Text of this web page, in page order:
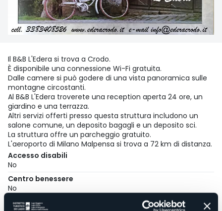
Il B&B L'Edera si trova a Crodo.
È disponibile una connessione Wi-Fi gratuita.
Dalle camere si può godere di una vista panoramica sulle
montagne circostanti.
Al B&B L'Edera troverete una reception aperta 24 ore, un
giardino e una terrazza.
Altri servizi offerti presso questa struttura includono un
salone comune, un deposito bagagli e un deposito sci.
La struttura offre un parcheggio gratuito.
L'aeroporto di Milano Malpensa si trova a 72 km di distanza.
Accesso disabili
No
Centro benessere
No
Sala congressi